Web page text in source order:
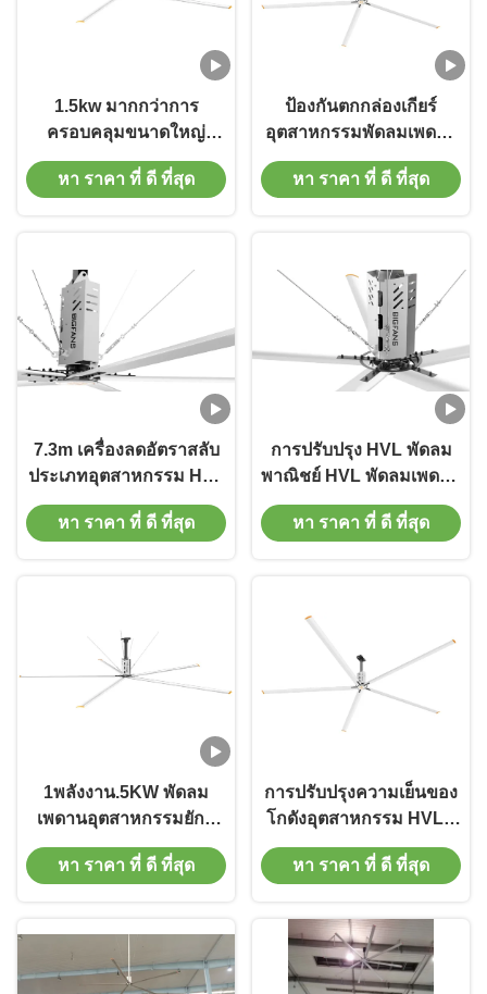
1.5kw มากกว่าการ
ครอบคลุมขนาดใหญ่
อุตสาหกรรม แฟนเพดาน
ขนาดใหญ่สําหรับโรงงาน
หา ราคา ที่ ดี ที่สุด
ป้องกันตกกล่องเกียร์
อุตสาหกรรมพัดลมเพดาน
ด้วย Inverter 380V แม็กนี
เซียมอะลูมิเนียมใบ
หา ราคา ที่ ดี ที่สุด
7.3m เครื่องลดอัตราสลับ
ประเภทอุตสาหกรรม HVL
แฟนสําหรับสถานีจราจร
หา ราคา ที่ ดี ที่สุด
การปรับปรุง HVL พัดลม
พาณิชย์ HVL พัดลมเพดาน
สําหรับโรงงานรถยนต์
หา ราคา ที่ ดี ที่สุด
1พลังงาน.5KW พัดลม
เพดานอุตสาหกรรมยักษ์
ใหญ่ สําหรับการหมุนเวียน
อากาศและอากาศในฟาร์ม
หา ราคา ที่ ดี ที่สุด
การปรับปรุงความเย็นของ
โกดังอุตสาหกรรม HVLS
ลดลมลมเพดาน
หา ราคา ที่ ดี ที่สุด